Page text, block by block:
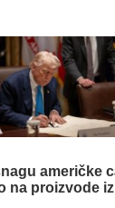
američke
na proizvode iz